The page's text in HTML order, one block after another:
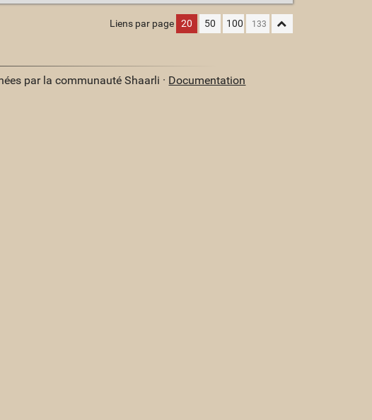
Liens par page 20 50 100
par la communauté Shaarli · Documentation